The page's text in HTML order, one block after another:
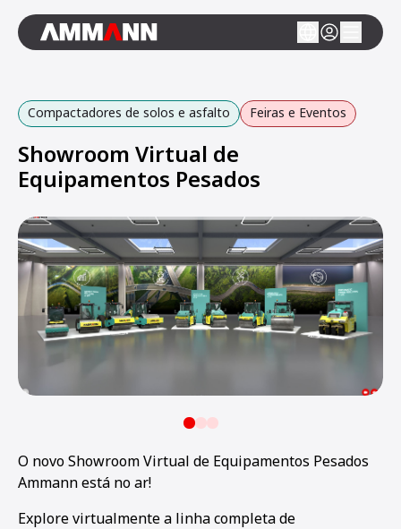
Compactadores de solos e asfalto Feiras e Eventos
Showroom Virtual de
Equipamentos Pesados
O novo Showroom Virtual de Equipamentos Pesados
Ammann está no ar!
Explore virtualmente a linha completa de